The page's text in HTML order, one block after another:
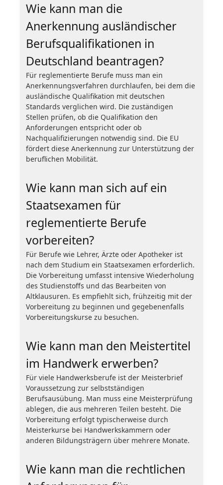
Wie kann man die
Anerkennung ausländischer
Berufsqualifikationen in
Deutschland beantragen?
Für reglementierte Berufe muss man ein
Anerkennungsverfahren durchlaufen, bei dem die
ausländische Qualifikation mit deutschen
Standards verglichen wird. Die zuständigen
Stellen prüfen, ob die Qualifikation den
Anforderungen entspricht oder ob
Nachqualifizierungen notwendig sind. Die EU
fördert diese Anerkennung zur Unterstützung der
beruflichen Mobilität.
Wie kann man sich auf ein
Staatsexamen für
reglementierte Berufe
vorbereiten?
Für Berufe wie Lehrer, Ärzte oder Apotheker ist
nach dem Studium ein Staatsexamen erforderlich.
Die Vorbereitung umfasst intensive Wiederholung
des Studienstoffs und das Bearbeiten von
Altklausuren. Es empfiehlt sich, frühzeitig mit der
Vorbereitung zu beginnen und gegebenenfalls
Vorbereitungskurse zu besuchen.
Wie kann man den Meistertitel
im Handwerk erwerben?
Für viele Handwerksberufe ist der Meisterbrief
Voraussetzung zur selbstständigen
Berufsausübung. Man muss eine Meisterprüfung
ablegen, die aus mehreren Teilen besteht. Die
Vorbereitung erfolgt typischerweise durch
Meisterkurse bei Handwerkskammern oder
anderen Bildungsträgern über mehrere Monate.
Wie kann man die rechtlichen